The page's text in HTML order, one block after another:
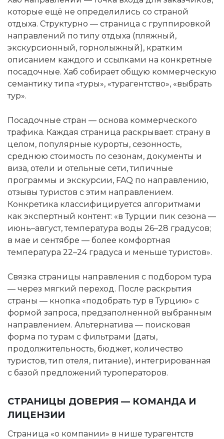
которые ещё не определились со страной
отдыха. Структурно — страница с группировкой
направлений по типу отдыха (пляжный,
экскурсионный, горнолыжный), кратким
описанием каждого и ссылками на конкретные
посадочные. Хаб собирает общую коммерческую
семантику типа «туры», «турагентство», «выбрать
тур».
Посадочные стран — основа коммерческого
трафика. Каждая страница раскрывает: страну в
целом, популярные курорты, сезонность,
среднюю стоимость по сезонам, документы и
виза, отели и отельные сети, типичные
программы и экскурсии, FAQ по направлению,
отзывы туристов с этим направлением.
Конкретика классифицируется алгоритмами
как экспертный контент: «в Турции пик сезона —
июнь–август, температура воды 26–28 градусов;
в мае и сентябре — более комфортная
температура 22–24 градуса и меньше туристов».
Связка страницы направления с подбором тура
— через мягкий переход. После раскрытия
страны — кнопка «подобрать тур в Турцию» с
формой запроса, предзаполненной выбранным
направлением. Альтернатива — поисковая
форма по турам с фильтрами (даты,
продолжительность, бюджет, количество
туристов, тип отеля, питание), интегрированная
с базой предложений туроператоров.
СТРАНИЦЫ ДОВЕРИЯ — КОМАНДА И
ЛИЦЕНЗИИ
Страница «о компании» в нише турагентств